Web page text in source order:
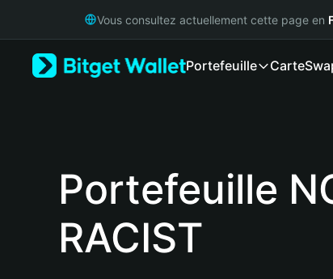
Русский
Português (Portugal)
Bahasa Indonesia
Vous consultez actuellement cette page en
Portefeuille Carte
Portefeuille
RACIST